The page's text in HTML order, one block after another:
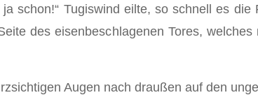
schon!“ Tugiswind eilte, so schnell es
des eisenbeschlagenen Tores,
Augen nach draußen auf den